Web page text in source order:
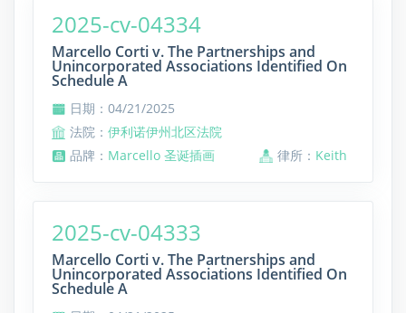
2025-cv-04334
Marcello Corti v. The Partnerships and
Unincorporated Associations Identified On
Schedule A
日期：04/21/2025
法院： 伊利诺伊州北区法院
品牌： Marcello 圣诞插画 律所： Keith
2025-cv-04333
Marcello Corti v. The Partnerships and
Unincorporated Associations Identified On
Schedule A